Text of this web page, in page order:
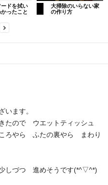
ドを拭い
ったこと
大掃除のいらない家
の作り方
ます。
たので ウエットティッシュ
ろやら ふたの裏やら まわり
しづつ 進めそうです(*^▽^*)